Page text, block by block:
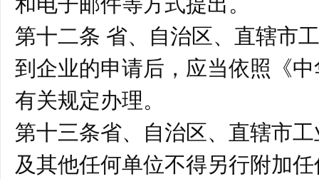
第十二条 省、自治区、直辖市
到企业的申请后，应当依照《
有关规定办理。
第十三条省、自治区、直辖市
及其他任何单位不得另行附加